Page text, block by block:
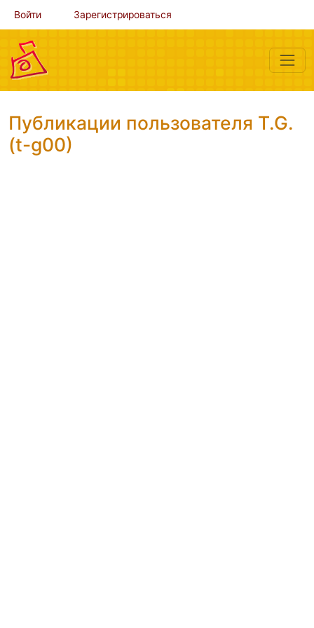
Войти Зарегистрироваться
Публикации пользователя T.G.
(t-g00)